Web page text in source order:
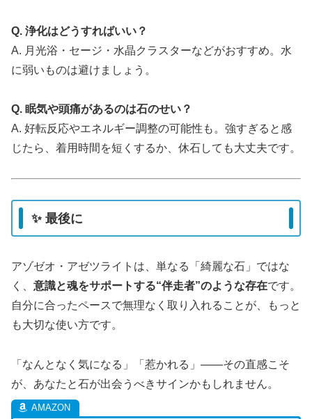
Q. 浄化はどうすればいい？
A. 月光浴・セージ・水晶クラスターなどがおすすめ。水
に弱いものは避けましょう。
Q. 眠気や頭痛があるのは石のせい？
A. 好転反応やエネルギー調整の可能性も。強すぎると感
じたら、着用時間を短くするか、休石しても大丈夫です。
✨ 最後に
アゾゼオ・アゼツライトは、単なる「綺麗な石」ではな
く、 意識と魂をサポートする“伴走者”のような存在です。
自分に合ったペースで無理なく取り入れることが、もっと
も大切な使い方です。
「なんとなく気になる」「惹かれる」——その直感こそ
が、あなたと石が出会うべきサインかもしれません。